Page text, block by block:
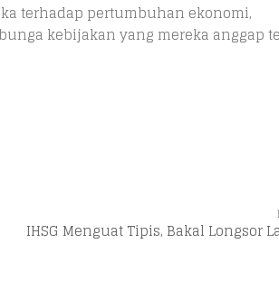
terhadap pertumbuhan ekonomi,
kebijakan yang mereka anggap
IHSG Menguat Tipis, Bakal Longsor